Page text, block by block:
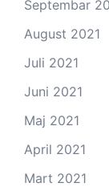
Septembar
August 2021
Juli 2021
Juni 2021
Maj 2021
April 2021
Mart 2021